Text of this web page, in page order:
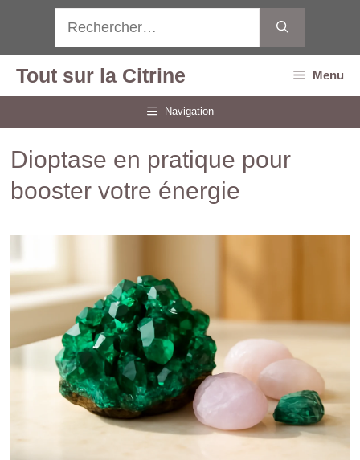
contenu
Tout sur la Citrine Menu
Navigation
Dioptase en pratique pour
booster votre énergie